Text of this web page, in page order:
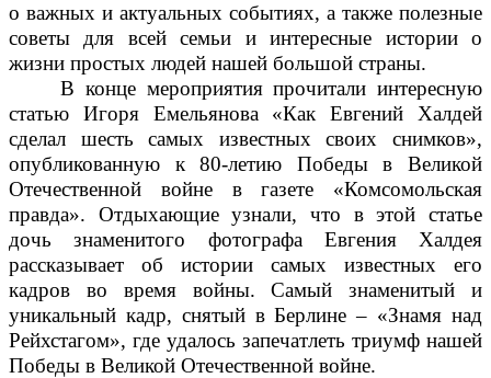
о важных и актуальных событиях, а также полезные
советы для всей семьи и интересные истории о
жизни простых людей нашей большой страны.
В конце мероприятия прочитали интересную
статью Игоря Емельянова «Как Евгений Халдей
сделал шесть самых известных своих снимков»,
опубликованную к 80-летию Победы в Великой
Отечественной войне в газете «Комсомольская
правда». Отдыхающие узнали, что в этой статье
дочь знаменитого фотографа Евгения Халдея
рассказывает об истории самых известных его
кадров во время войны. Самый знаменитый и
уникальный кадр, снятый в Берлине – «Знамя над
Рейхстагом», где удалось запечатлеть триумф нашей
Победы в Великой Отечественной войне.